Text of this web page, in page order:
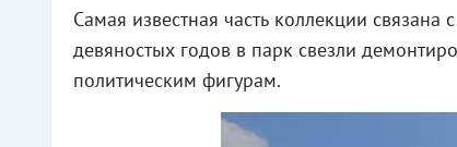
Самая известная часть коллекции
девяностых годов в парк свезли
политическим фигурам.